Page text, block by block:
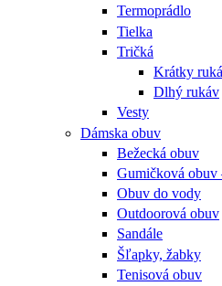
Termoprádlo
Tielka
Tričká
Krátky
Dlhý rukáv
Vesty
Dámska obuv
Bežecká obuv
Gumičková obuv
Obuv do vody
Outdoorová obuv
Sandále
Šľapky, žabky
Tenisová obuv